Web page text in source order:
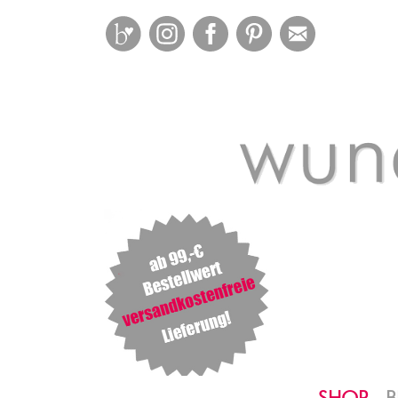
BloglovinInstagramFacebookPinterest